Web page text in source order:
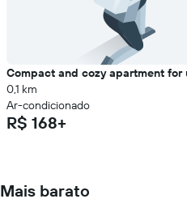
Compact and cozy apartment for
0,1 km
Ar-condicionado
R$ 168+
Mais barato